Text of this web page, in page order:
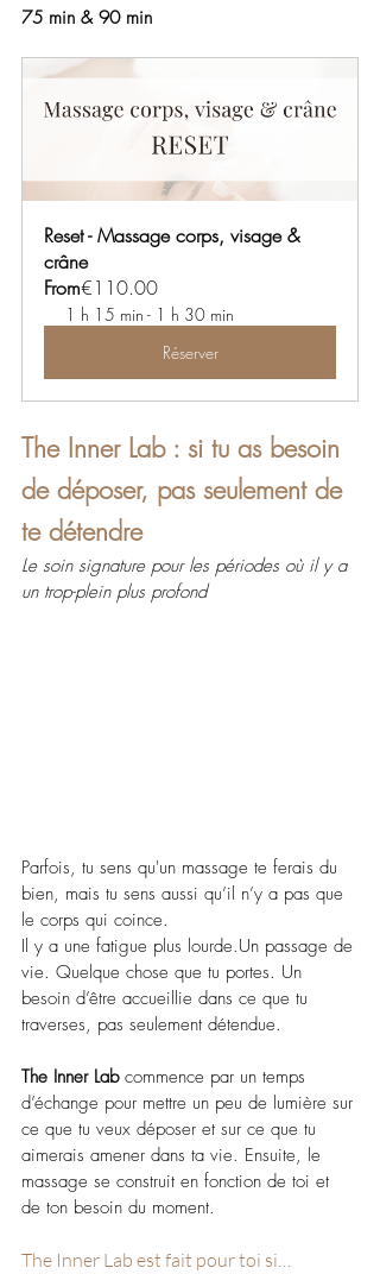
75 min & 90 min
Reset - Massage corps, visage &
crâne
From€110.00
1 h 15 min - 1 h 30 min
Réserver
The Inner Lab : si tu as besoin
de déposer, pas seulement de
te détendre
Le soin signature pour les périodes où il y a
un trop-plein plus profond
Parfois, tu sens qu'un massage te ferais du
bien, mais tu sens aussi qu’il n’y a pas que
le corps qui coince.
Il y a une fatigue plus lourde.Un passage de
vie. Quelque chose que tu portes. Un
besoin d’être accueillie dans ce que tu
traverses, pas seulement détendue.
The Inner Lab commence par un temps
d’échange pour mettre un peu de lumière sur
ce que tu veux déposer et sur ce que tu
aimerais amener dans ta vie. Ensuite, le
massage se construit en fonction de toi et
de ton besoin du moment.
The Inner Lab est fait pour toi si…